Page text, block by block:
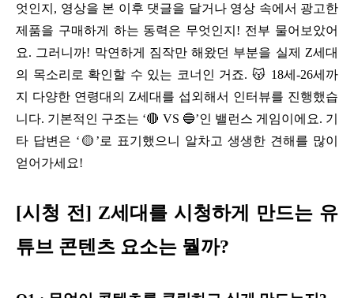
엇인지, 영상을 본 이후 댓글을 달거나 영상 속에서 광고한
제품을 구매하게 하는 동력은 무엇인지! 전부 물어보았어
요. 그러니까! 막연하게 짐작만 해왔던 부분을 실제 Z세대
의 목소리로 확인할 수 있는 코너인 거죠. 😽 18세-26세까
지 다양한 연령대의 Z세대를 섭외해서 인터뷰를 진행했습
니다. 기본적인 구조는 ‘🔴 VS 🔵’인 밸런스 게임이에요. 기
타 답변은 ‘🟡’로 표기했으니 알차고 생생한 견해를 많이
얻어가세요!
[시청 전] Z세대를 시청하게 만드는 유
튜브 콘텐츠 요소는 뭘까?